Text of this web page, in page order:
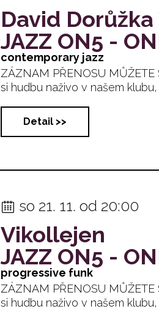
David Dorůžka
JAZZ ON5 -
contemporary jazz
ZÁZNAM PŘENOSU
si hudbu naživo v našem klubu,
Detail >>
so 21. 11. od 20:00
Vikollejen
JAZZ ON5 -
progressive funk
ZÁZNAM PŘENOSU
si hudbu naživo v našem klubu,